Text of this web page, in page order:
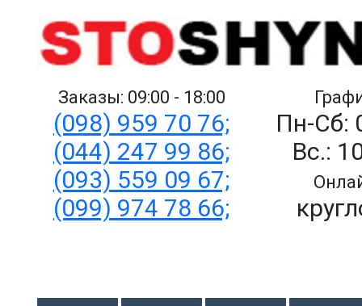
Заказы: 09:00 - 18:00
(098) 959 70 76;
(044) 247 99 86;
(093) 559 09 67;
(099) 974 78 66;
Пн-Сб:
Вс.: